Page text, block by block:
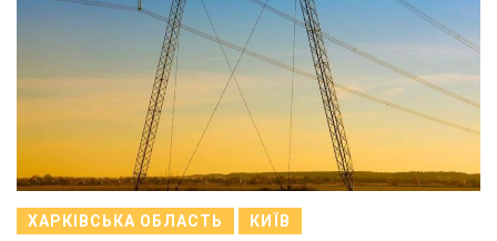
ХАРКІВСЬКА ОБЛАСТЬ КИЇВ